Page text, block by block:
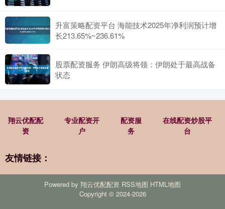
升富策略配资平台 海能技术2025年净利润预计增
长213.65%~236.61%
股票配资服务 伊朗高级将领：伊朗处于最高战备
状态
翔云优配配
资
专业配资开
户
配资服
务
在线配资炒股平
台
友情链接：
Powered by 翔云优配配资 RSS地图 HTML地图
Copyright © 2024-2026